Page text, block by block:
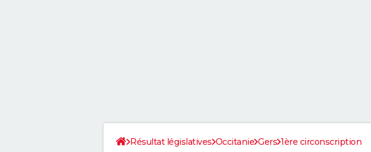
Résultat législatives Occitanie Gers 1ère circonscription